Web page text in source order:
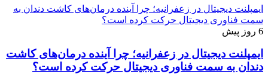
ایمپلنت دیجیتال در زعفرانیه؛ چرا آینده درمان‌های کاشت دندان به
سمت فناوری دیجیتال حرکت کرده است؟
6 روز پیش
ایمپلنت دیجیتال در زعفرانیه؛ چرا آینده درمان‌های کاشت
دندان به سمت فناوری دیجیتال حرکت کرده است؟